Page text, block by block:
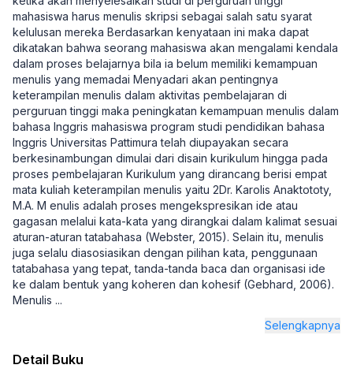
mahasiswa harus menulis skripsi sebagai salah satu syarat
kelulusan mereka Berdasarkan kenyataan ini maka dapat
dikatakan bahwa seorang mahasiswa akan mengalami kendala
dalam proses belajarnya bila ia belum memiliki kemampuan
menulis yang memadai Menyadari akan pentingnya
keterampilan menulis dalam aktivitas pembelajaran di
perguruan tinggi maka peningkatan kemampuan menulis dalam
bahasa Inggris mahasiswa program studi pendidikan bahasa
Inggris Universitas Pattimura telah diupayakan secara
berkesinambungan dimulai dari disain kurikulum hingga pada
proses pembelajaran Kurikulum yang dirancang berisi empat
mata kuliah keterampilan menulis yaitu 2Dr. Karolis Anaktototy,
M.A. M enulis adalah proses mengekspresikan ide atau
gagasan melalui kata-kata yang dirangkai dalam kalimat sesuai
aturan-aturan tatabahasa (Webster, 2015). Selain itu, menulis
juga selalu diasosiasikan dengan pilihan kata, penggunaan
tatabahasa yang tepat, tanda-tanda baca dan organisasi ide
ke dalam bentuk yang koheren dan kohesif (Gebhard, 2006).
Menulis ...
Selengkapnya
Detail Buku